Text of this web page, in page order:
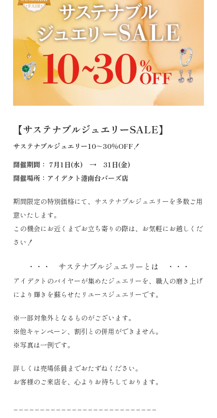
【サステナブルジュエリーSALE】
サステナブルジュエリー10～30％OFF！
開催期間： 7月1日(水) → 31日(金)
開催場所：アイデクト港南台バーズ店
期間限定の特別価格にて、サステナブルジュエリーを多数ご用
意いたします。
この機会にお近くまでお立ち寄りの際は、お気軽にお越しくだ
さい！
・・・ サステナブルジュエリーとは ・・・
アイデクトのバイヤーが集めたジュエリーを、職人の磨き上げ
により輝きを蘇らせたリユースジュエリーです。
※一部対象外となるものがございます。
※他キャンペーン、割引との併用ができません。
※写真は一例です。
詳しくは売場係員までおたずねください。
お客様のご来店を、心よりお待ちしております。
−−−−−−−−−−−−−−−−−−−−−−−−−−−